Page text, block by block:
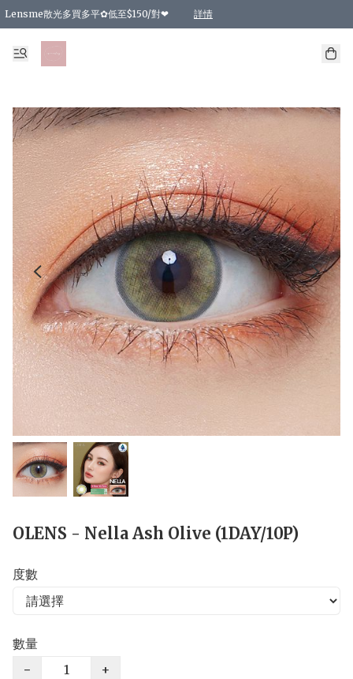
Lensme散光多買多平✿低至$150/對❤ 詳情
台灣Karacon⁩✧日拋 特價清貨❁⃘
日本韓國多款日/月拋現貨☼ 特價❤︎數量有限 售完即止
🇰🇷韓國多款月拋現貨 特價兩對$99✿數量有限 售完即止♫
精選商品，任選買2件或以上9 折；買4件或以上85 折；買6件或以上8 折
精選商品，任選買2件HKD 140.00；買4件HKD 260.00
精選商品，任選買2件HKD 190.00；買4件HKD 360.00
精選商品，任選買2件HKD 110.00；買4件HKD 180.00
精選商品，任選買2件HKD 170.00；買4件HKD 320.00
精選商品，任選買2件或以上減HKD 148.00
精選商品，任選買2件或以上減HKD 148.00
精選商品，任選買2件或以上95 折；買4件或以上9 折；買6件或以上85 折；買8件
精選商品，任選買12件或以上87 折
精選商品，任選買2件或以上減HKD 16.00；買4件或以上減HKD 32.00；買6
精選商品，任選買2件或以上95 折；買4件或以上9 折；買8件或以上85 折；買12
購物滿 HKD 800.00即享免運費優惠！（適用於 特定的送貨方式 )
OLENS - Nella Ash Olive (1DAY/10P)
度數
數量
−
+